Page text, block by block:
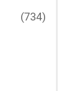
(734)